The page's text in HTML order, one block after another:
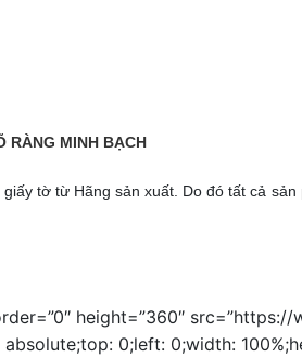
RÀNG MINH BẠCH
tờ từ Hãng sản xuất. Do đó tất cả
height=”360″
0;left: 0;width: